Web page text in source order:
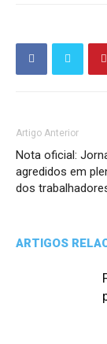
Artigo Anterior
Nota oficial:
agredidos em
dos
ARTIGOS